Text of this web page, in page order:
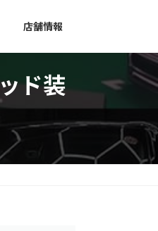
店舗情報
ド装